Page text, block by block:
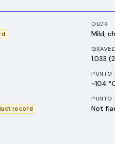
OLOR
Mild,
1.033
PUNTO
~104
record
PUNTO
Not